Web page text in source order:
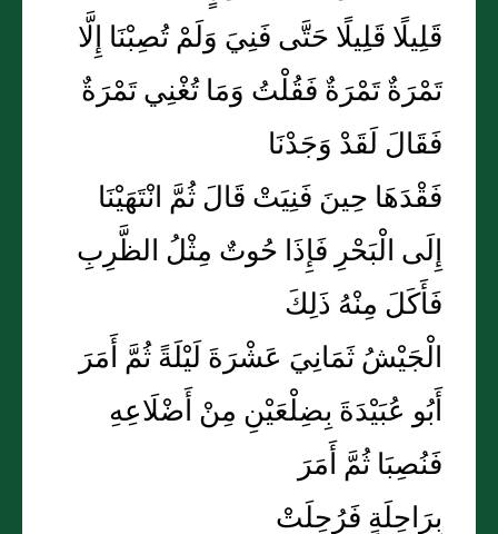
قَلِيلًا قَلِيلًا حَتَّى فَنِيَ وَلَمْ تُصِبْنَا إِلَّا
تَمْرَةٌ تَمْرَةٌ فَقُلْتُ وَمَا تُغْنِي تَمْرَةٌ
فَقَالَ لَقَدْ وَجَدْنَا
فَقْدَهَا حِينَ فَنِيَتْ قَالَ ثُمَّ انْتَهَيْنَا
إِلَى الْبَحْرِ فَإِذَا حُوتٌ مِثْلُ الظَّرِبِ
فَأَكَلَ مِنْهُ ذَلِكَ
الْجَيْشُ ثَمَانِيَ عَشْرَةَ لَيْلَةً ثُمَّ أَمَرَ
أَبُو عُبَيْدَةَ بِضِلْعَيْنِ مِنْ أَضْلَاعِهِ
فَنُصِبَا ثُمَّ أَمَرَ
بِرَاحِلَةٍ فَرُحِلَتْ